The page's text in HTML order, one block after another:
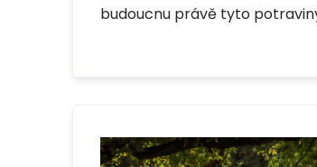
budoucnu právě tyto